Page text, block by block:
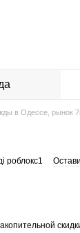
в Одессе, рынок
роблокс1